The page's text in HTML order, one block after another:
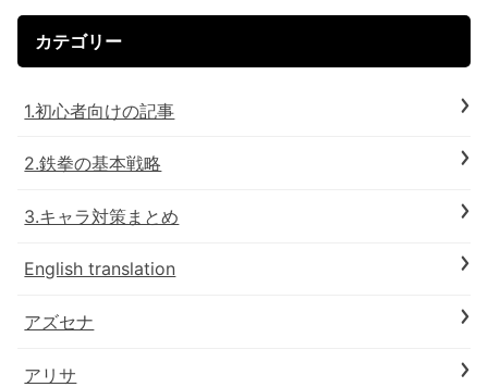
カテゴリー
1.初心者向けの記事
2.鉄拳の基本戦略
3.キャラ対策まとめ
English translation
アズセナ
アリサ